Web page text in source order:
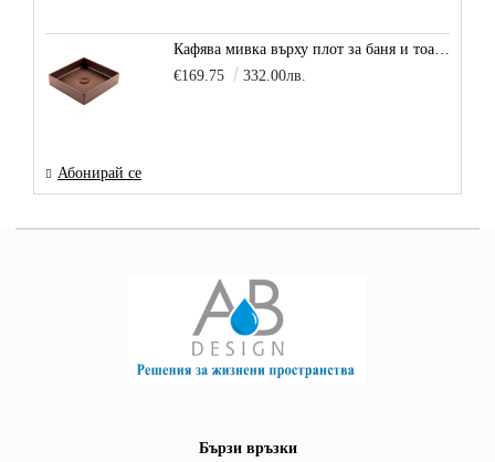
Кафява мивка върху плот за баня и тоалетна Decente, цвят - карамел
€169.75
332.00лв.
Абонирай се
Бързи връзки